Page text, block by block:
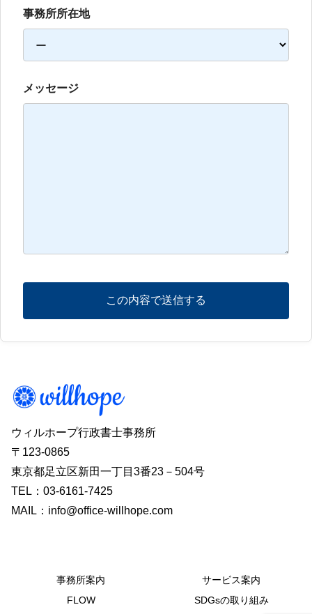
事務所所在地
メッセージ
ウィルホープ行政書士事務所
〒123-0865
東京都足立区新田一丁目3番23－504号
TEL：03-6161-7425
MAIL：info@office-willhope.com
事務所案内
サービス案内
FLOW
SDGsの取り組み